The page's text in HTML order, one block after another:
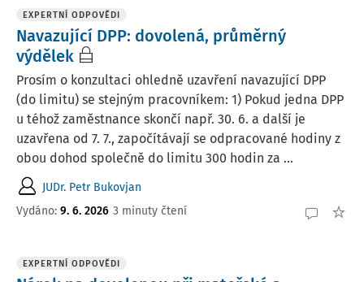
EXPERTNÍ ODPOVĚDI
Navazující DPP: dovolená, průměrný
výdělek
Prosím o konzultaci ohledně uzavření navazující DPP
(do limitu) se stejným pracovníkem: 1) Pokud jedna DPP
u téhož zaměstnance skončí např. 30. 6. a další je
uzavřena od 7. 7., započítávají se odpracované hodiny z
obou dohod společně do limitu 300 hodin za ...
JUDr. Petr Bukovjan
Vydáno: 9. 6. 2026 3 minuty čtení
EXPERTNÍ ODPOVĚDI